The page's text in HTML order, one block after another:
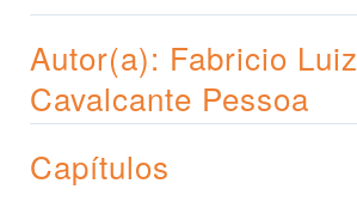
Autor(a): Fabricio Luiz
Cavalcante Pessoa
Capítulos